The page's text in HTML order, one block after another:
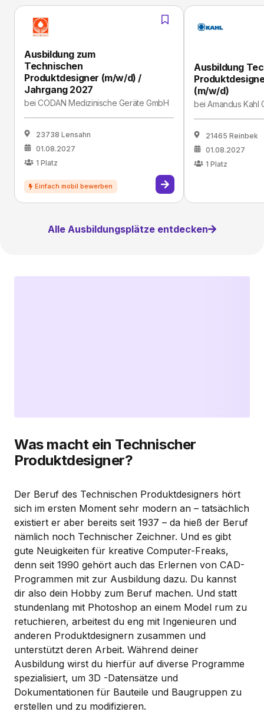
Ausbildung zum
Technischen
Produktdesigner (m/w/d) /
Jahrgang 2027
beiCODAN Medizinische Geräte GmbH
23738 Lensahn
01.08.2027
1 Platz
Ausbildung
(m/w/d)
beiAmandus Kahl
21465 Reinbek
01.08.2027
1 Platz
Alle Ausbildungsplätze entdecken
Was macht ein Technischer
Produktdesigner?
Der Beruf des Technischen Produktdesigners hört
sich im ersten Moment sehr modern an – tatsächlich
existiert er aber bereits seit 1937 – da hieß der Beruf
nämlich noch Technischer Zeichner. Und es gibt
gute Neuigkeiten für kreative Computer-Freaks,
denn seit 1990 gehört auch das Erlernen von CAD-
Programmen mit zur Ausbildung dazu. Du kannst
dir also dein Hobby zum Beruf machen. Und statt
stundenlang mit Photoshop an einem Model rum zu
retuchieren, arbeitest du eng mit Ingenieuren und
anderen Produktdesignern zusammen und
unterstützt deren Arbeit. Während deiner
Ausbildung wirst du hierfür auf diverse Programme
spezialisiert, um 3D -Datensätze und
Dokumentationen für Bauteile und Baugruppen zu
erstellen und zu modifizieren.